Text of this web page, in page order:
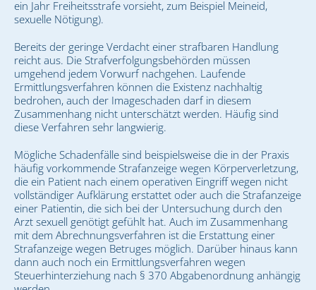
ein Jahr Freiheitsstrafe vorsieht, zum Beispiel Meineid,
sexuelle Nötigung).
Bereits der geringe Verdacht einer strafbaren Handlung
reicht aus. Die Strafverfolgungsbehörden müssen
umgehend jedem Vorwurf nachgehen. Laufende
Ermittlungsverfahren können die Existenz nachhaltig
bedrohen, auch der Imageschaden darf in diesem
Zusammenhang nicht unterschätzt werden. Häufig sind
diese Verfahren sehr langwierig.
Mögliche Schadenfälle sind beispielsweise die in der Praxis
häufig vorkommende Strafanzeige wegen Körperverletzung,
die ein Patient nach einem operativen Eingriff wegen nicht
vollständiger Aufklärung erstattet oder auch die Strafanzeige
einer Patientin, die sich bei der Untersuchung durch den
Arzt sexuell genötigt gefühlt hat. Auch im Zusammenhang
mit dem Abrechnungsverfahren ist die Erstattung einer
Strafanzeige wegen Betruges möglich. Darüber hinaus kann
dann auch noch ein Ermittlungsverfahren wegen
Steuerhinterziehung nach § 370 Abgabenordnung anhängig